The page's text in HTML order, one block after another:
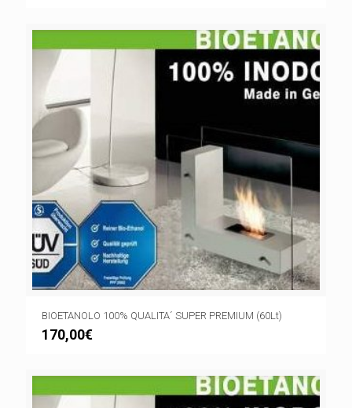
BIOETANOLO 100% QUALITA´ SUPER PREMIUM (60Lt)
170,00€